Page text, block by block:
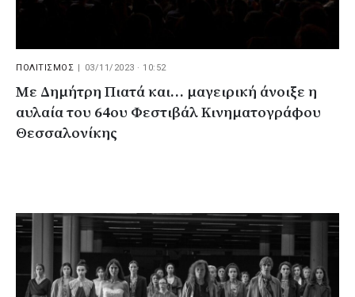
ΠΟΛΙΤΙΣΜΟΣ 03/11/2023 · 10:52
Με Δημήτρη Πιατά και… μαγειρική άνοιξε η
αυλαία του 64ου Φεστιβάλ Κινηματογράφου
Θεσσαλονίκης